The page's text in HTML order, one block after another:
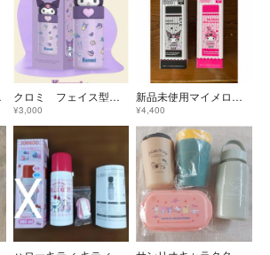
使用】 クロミ フェイス型水筒 ステンレス水筒 水筒 ボトル
¥3,000
新品未使用マイメロ＆クロミ アニバーサリー ステンレスボトル 2点セット 水筒
¥4,400